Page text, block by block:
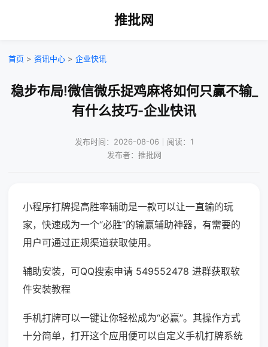
推批网
首页 > 资讯中心 > 企业快讯
稳步布局!微信微乐捉鸡麻将如何只赢不输_
有什么技巧-企业快讯
发布时间：2026-08-06｜阅读：1
发布者：推批网
小程序打牌提高胜率辅助是一款可以让一直输的玩
家，快速成为一个“必胜”的输赢辅助神器，有需要的
用户可通过正规渠道获取使用。
辅助安装，可QQ搜索申请 549552478 进群获取软
件安装教程
手机打牌可以一键让你轻松成为“必赢”。其操作方式
十分简单，打开这个应用便可以自定义手机打牌系统